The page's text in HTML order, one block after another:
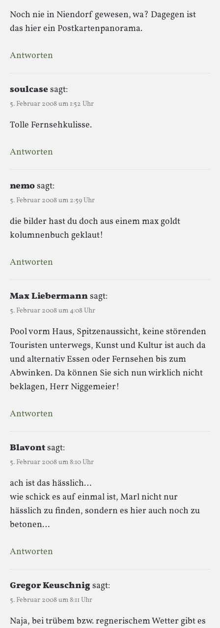
Noch nie in Niendorf gewesen, wa? Dagegen ist
das hier ein Postkartenpanorama.
Antworten
soulcasesagt:
5. Februar 2008 um 1:52 Uhr
Tolle Fernsehkulisse.
Antworten
nemosagt:
5. Februar 2008 um 2:59 Uhr
die bilder hast du doch aus einem max goldt
kolumnenbuch geklaut!
Antworten
Max Liebermannsagt:
5. Februar 2008 um 4:08 Uhr
Pool vorm Haus, Spitzenaussicht, keine störenden
Touristen unterwegs, Kunst und Kultur ist auch da
und alternativ Essen oder Fernsehen bis zum
Abwinken. Da können Sie sich nun wirklich nicht
beklagen, Herr Niggemeier!
Antworten
Blavontsagt:
5. Februar 2008 um 8:10 Uhr
ach ist das hässlich…
wie schick es auf einmal ist, Marl nicht nur
hässlich zu finden, sondern es hier auch noch zu
betonen…
Antworten
Gregor Keuschnigsagt:
5. Februar 2008 um 8:11 Uhr
Naja, bei trübem bzw. regnerischem Wetter gibt es